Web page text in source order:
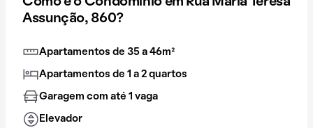
Assunção, 860?
Apartamentos de 35 a 46m²
Apartamentos de 1 a 2 quartos
Garagem com até 1 vaga
Elevador